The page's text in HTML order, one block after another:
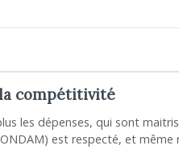
compétitivité
les dépenses, qui sont
est respecté, et même